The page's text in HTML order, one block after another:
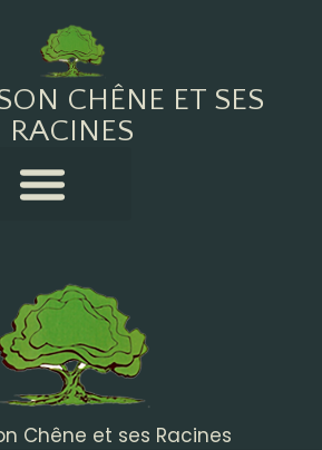
CHÊNE ET SES
RACINES
Chêne et ses Racines